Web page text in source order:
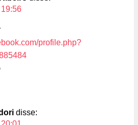
profile.php?
disse: